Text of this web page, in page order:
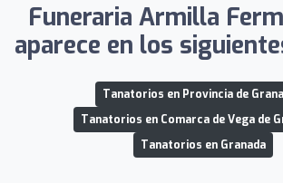
Funeraria Armilla
aparece en los
Tanatorios en Provincia de
Tanatorios en Comarca de Vega de
Tanatorios en Granada